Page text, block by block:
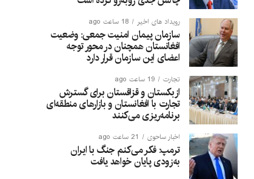
رویداد های اخیر 18 ساعت ago
سازمان پیمان امنیت جمعی: وضعیت
افغانستان همچنان در محور توجه
اعضای این سازمان قرار دارد
تجارت 19 ساعت ago
ازبکستان و قزاقستان برای گسترش
تجارت با افغانستان و بازارهای منطقه‌ای
برنامه‌ریزی می‌کنند
اخبار ساحوی 21 ساعت ago
ترمپ: فکر می‌کنم جنگ با ایران
به‌زودی پایان خواهد یافت